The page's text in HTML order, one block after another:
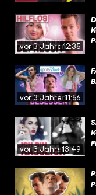
vor 3 Jahren12:35
vor 3 Jahren11:56
vor 3 Jahren13:49